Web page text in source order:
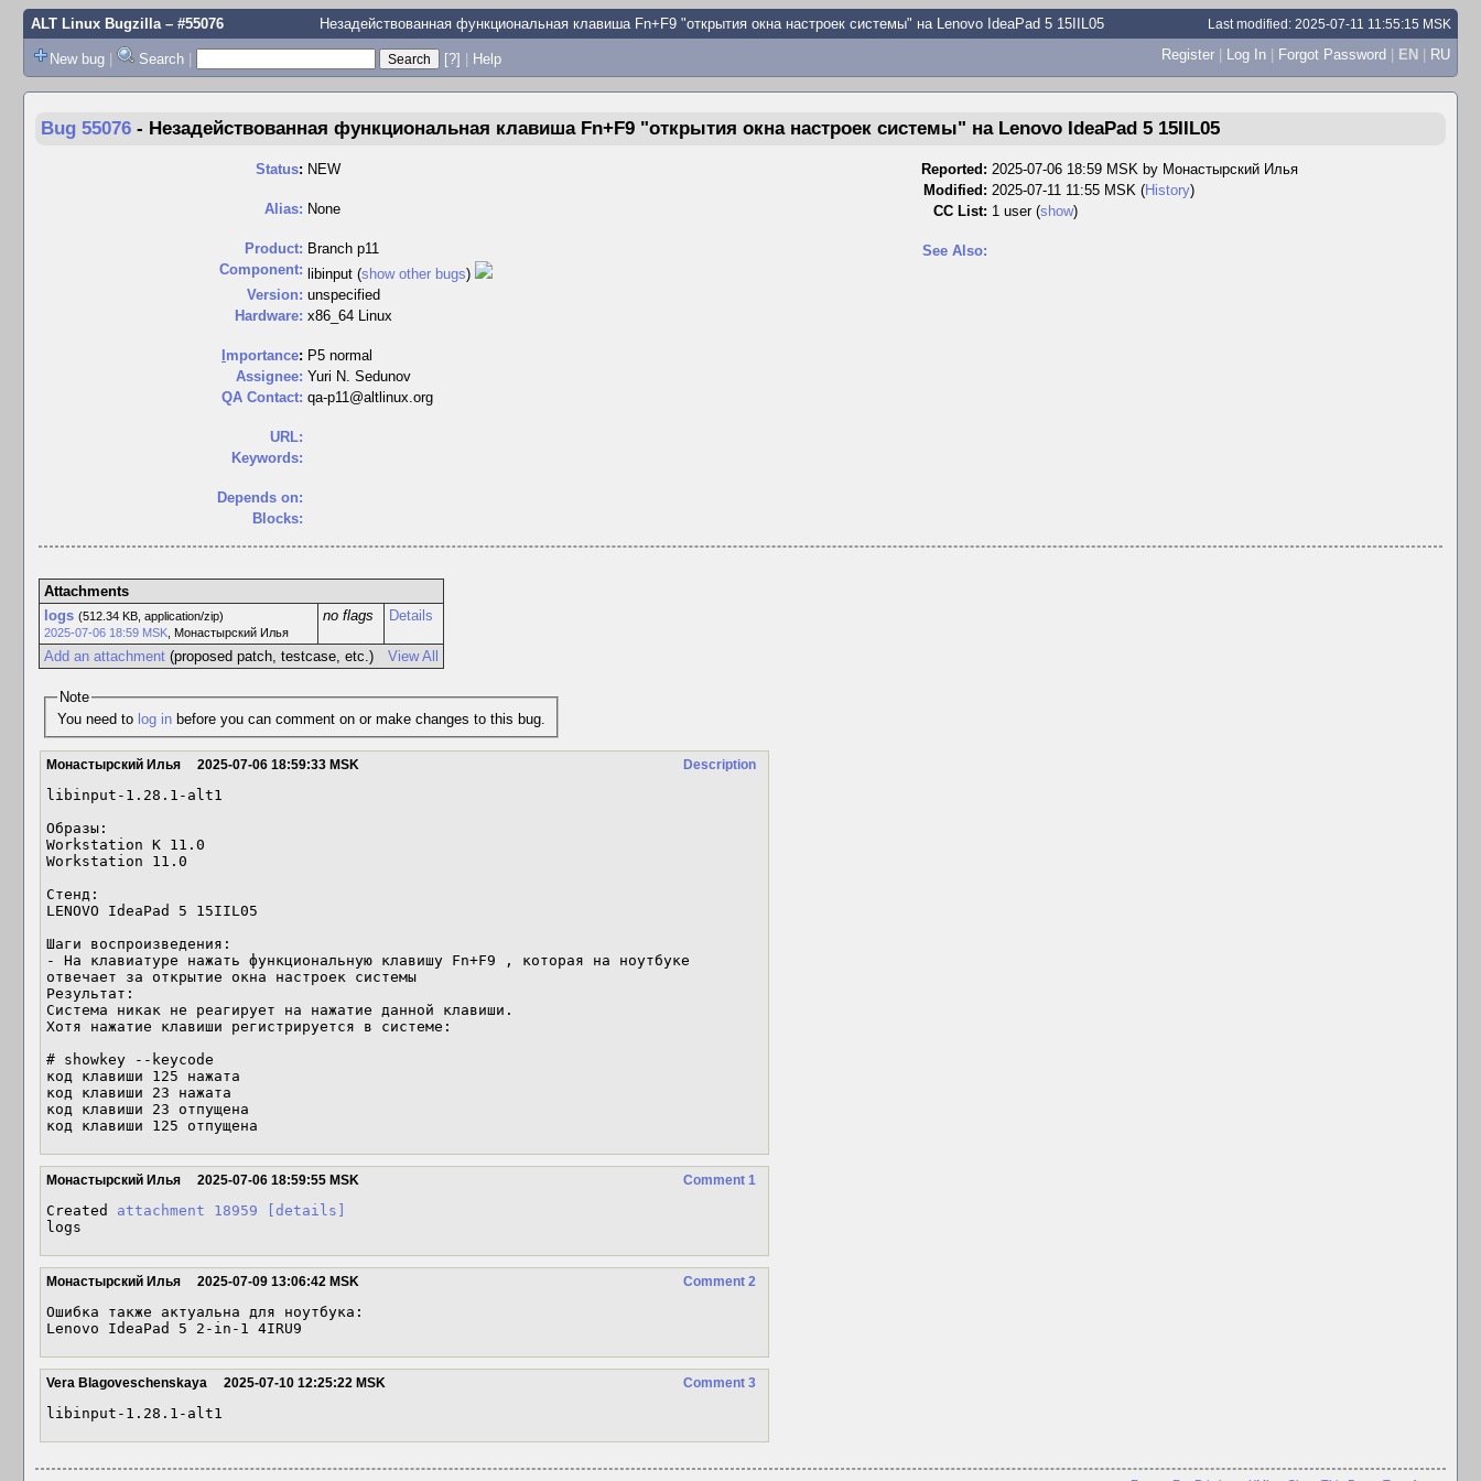
ALT Linux Bugzilla– #55076 Незадействованная функциональная клавиша Fn+F9 "открытия окна настроек системы" на Lenovo IdeaPad 5 15IIL05 Last modified: 2025-07-11 11:55:15 MSK
New bug | Search | [?] | Help Register | Log In | Forgot Password | EN | RU
Bug 55076 - Незадействованная функциональная клавиша Fn+F9 "открытия окна настроек системы" на Lenovo IdeaPad 5 15IIL05
Status: NEW
Alias: None
Product: Branch p11
Component: libinput (show other bugs)
Version: unspecified
Hardware: x86_64 Linux
mportance: P5 normal
Assignee: Yuri N. Sedunov
QA Contact: qa-p11@altlinux.org
URL:
Keywords:
Depends on:
Blocks:
Reported: 2025-07-06 18:59 MSK by Монастырский Илья
Modified: 2025-07-11 11:55 MSK (History)
CC List: 1 user (show)
See Also:
Attachments
logs (512.34 KB, application/zip)
2025-07-06 18:59 MSK, Монастырский Илья
no flags Details
View All
Add an attachment(proposed patch, testcase, etc.)
Note
You need to log in before you can comment on or make changes to this bug.
Description
Монастырский Илья 2025-07-06 18:59:33 MSK
libinput-1.28.1-alt1
Образы:
Workstation K 11.0
Workstation 11.0
Стенд:
LENOVO IdeaPad 5 15IIL05
Шаги воспроизведения:
- На клавиатуре нажать функциональную клавишу Fn+F9 , которая на ноутбуке
отвечает за открытие окна настроек системы
Результат:
Система никак не реагирует на нажатие данной клавиши.
Хотя нажатие клавиши регистрируется в системе:
# showkey --keycode
код клавиши 125 нажата
код клавиши 23 нажата
код клавиши 23 отпущена
код клавиши 125 отпущена
Comment 1
Монастырский Илья 2025-07-06 18:59:55 MSK
Created attachment 18959
[details]
logs
Comment 2
Монастырский Илья 2025-07-09 13:06:42 MSK
Ошибка также актуальна для ноутбука:
Lenovo IdeaPad 5 2-in-1 4IRU9
Comment 3
Vera Blagoveschenskaya 2025-07-10 12:25:22 MSK
libinput-1.28.1-alt1